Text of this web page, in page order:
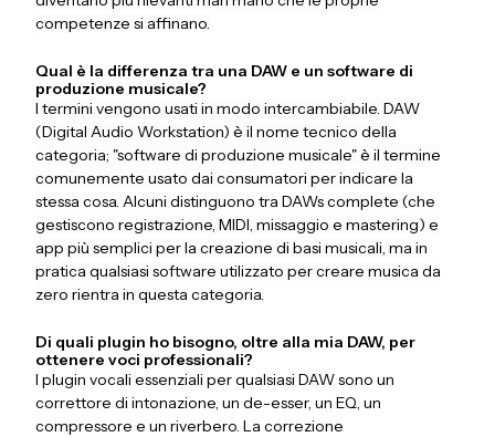
competenze si affinano.
Qual è la differenza tra una DAW e un software di
produzione musicale?
I termini vengono usati in modo intercambiabile. DAW
(Digital Audio Workstation) è il nome tecnico della
categoria; "software di produzione musicale" è il termine
comunemente usato dai consumatori per indicare la
stessa cosa. Alcuni distinguono tra DAWs complete (che
gestiscono registrazione, MIDI, missaggio e mastering) e
app più semplici per la creazione di basi musicali, ma in
pratica qualsiasi software utilizzato per creare musica da
zero rientra in questa categoria.
Di quali plugin ho bisogno, oltre alla mia DAW, per
ottenere voci professionali?
I plugin vocali essenziali per qualsiasi DAW sono un
correttore di intonazione, un de-esser, un EQ, un
compressore e un riverbero. La correzione